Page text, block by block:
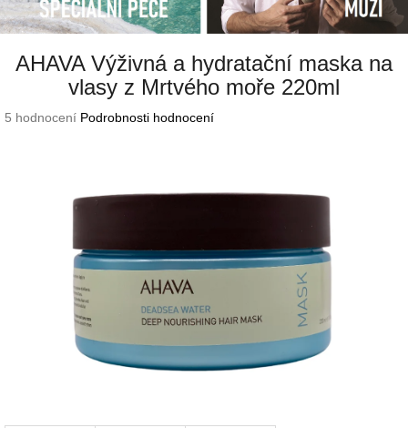
AHAVA Výživná a hydratační maska na
vlasy z Mrtvého moře 220ml
Průměrné
5 hodnocení Podrobnosti hodnocení